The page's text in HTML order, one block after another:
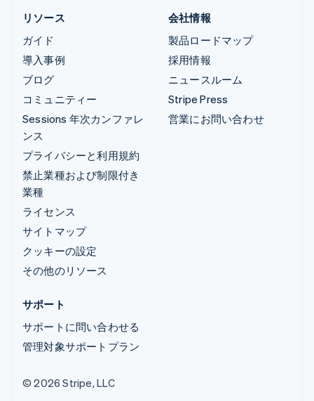
リソース
ガイド
導入事例
ブログ
コミュニティー
Sessions 年次カンファレ
ンス
プライバシーと利用規約
禁止業種および制限付き
業種
ライセンス
サイトマップ
クッキーの設定
その他のリソース
会社情報
製品ロードマップ
採用情報
ニュースルーム
Stripe Press
営業にお問い合わせ
サポート
サポートに問い合わせる
管理対象サポートプラン
© 2026 Stripe, LLC